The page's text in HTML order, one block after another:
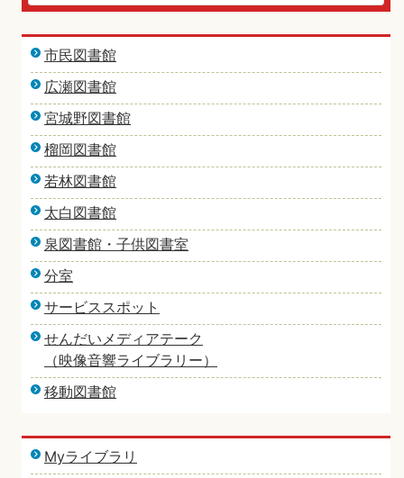
市民図書館
広瀬図書館
宮城野図書館
榴岡図書館
若林図書館
太白図書館
泉図書館・子供図書室
分室
サービススポット
せんだいメディアテーク
（映像音響ライブラリー）
移動図書館
Myライブラリ